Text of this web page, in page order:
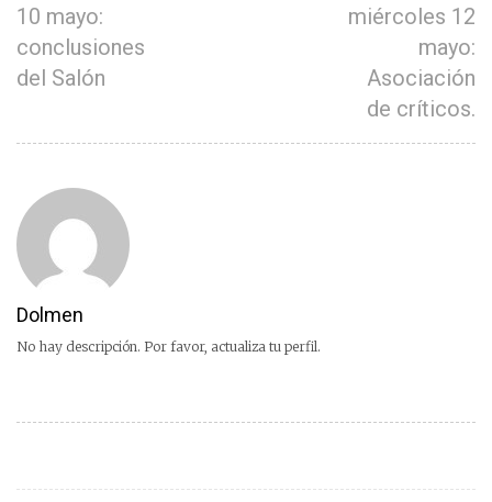
10 mayo:
conclusiones
del Salón
miércoles 12
mayo:
Asociación
de críticos.
Dolmen
No hay descripción. Por favor, actualiza tu perfil.